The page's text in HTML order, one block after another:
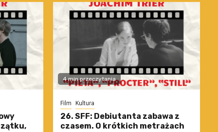
4 min przeczytania
Film Kultura
26. SFF: Debiutanta zabawa z
czasem. O krótkich metrażach